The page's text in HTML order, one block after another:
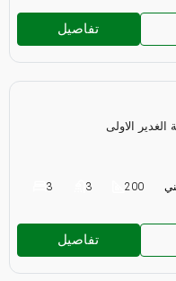
تفاصيل
الغدير الاولى
3 3 200
تفاصيل